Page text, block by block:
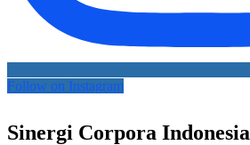
Follow on Instagram
Sinergi Corpora Indonesia